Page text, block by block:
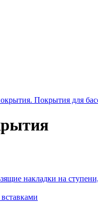
Покрытия для
накладки на